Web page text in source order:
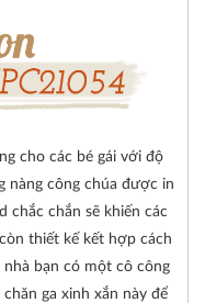
cho các bé gái với độ
nàng công chúa được in
chắc chắn sẽ khiến các
thiết kế kết hợp cách
bạn có một cô công
ga xinh xắn này để